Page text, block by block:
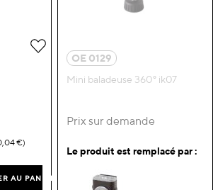
€
AU PANIER
Ajouter à ma liste d’envie
OE 0129
Mini baladeuse 360° ik07
Prix sur demande
Le produit est remplacé par :